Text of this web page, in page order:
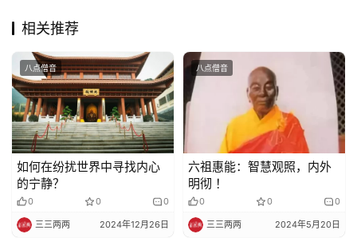
教
人
物
寺
院
巡
礼
视
频
登录 注册
相关推荐
八点僧音
如何在纷扰世界中寻找内心
的宁静？
0 0 0
三三两两 2024年12月26日
八点僧音
六祖惠能：智慧观照，内外
明彻 ！
0 0 0
三三两两 2024年5月20日